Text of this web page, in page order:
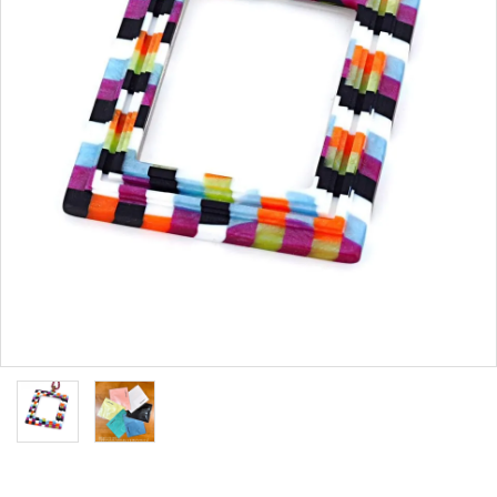
全商品から選ぶ
カテゴリーから選ぶ
ブランドから選ぶ
形から選ぶ
色から選ぶ
コンテンツ